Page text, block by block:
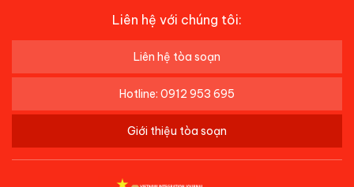
Liên hệ với chúng tôi:
Liên hệ tòa soạn
Hotline: 0912 953 695
Giới thiệu tòa soạn